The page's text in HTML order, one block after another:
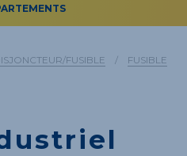
FUSIBLE /
FUSIBLE